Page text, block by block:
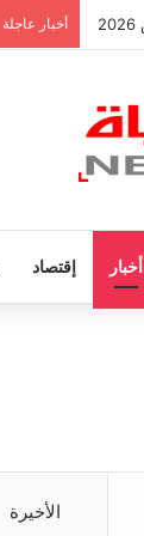
أخبار عاجلة
أخبار إقتصاد
الأخيرة